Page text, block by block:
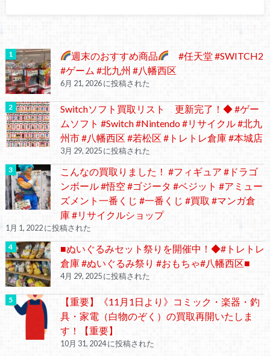
週末のおすすめ商品
#任天堂 #SWITCH2
#ゲーム #北九州 #八幡西区
6月 21, 2026 に投稿された
Switchソフト買取リスト 更新完了！◆ #ゲー
ムソフト #Switch #Nintendo #リサイクル #北九
州市 #八幡西区 #若松区 #トレトレ倉庫 #本城店
3月 29, 2025 に投稿された
こんなの買取りました！ #フィギュア #ドラゴ
ンボール #悟空 #ゴジータ #ベジット #アミュー
ズメント一番くじ #一番くじ #買取 #マンガ倉
庫 #リサイクルショップ
1月 1, 2022 に投稿された
■ぬいぐるみセット祭りを開催中！◆#トレトレ
倉庫 #ぬいぐるみ祭り #おもちゃ#八幡西区■
4月 29, 2025 に投稿された
【重要】《11月1日より》コミック・楽器・釣
具・家電（白物のぞく）の買取再開いたしま
す！【重要】
10月 31, 2024 に投稿された